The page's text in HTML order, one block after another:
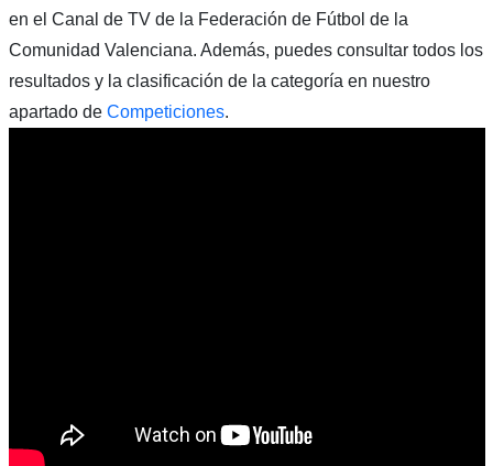
en el Canal de TV de la Federación de Fútbol de la
Comunidad Valenciana. Además, puedes consultar todos los
resultados y la clasificación de la categoría en nuestro
apartado de Competiciones.